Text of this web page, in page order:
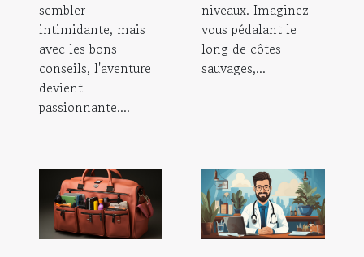
sembler
intimidante, mais
avec les bons
conseils, l'aventure
devient
passionnante....
niveaux. Imaginez-
vous pédalant le
long de côtes
sauvages,...